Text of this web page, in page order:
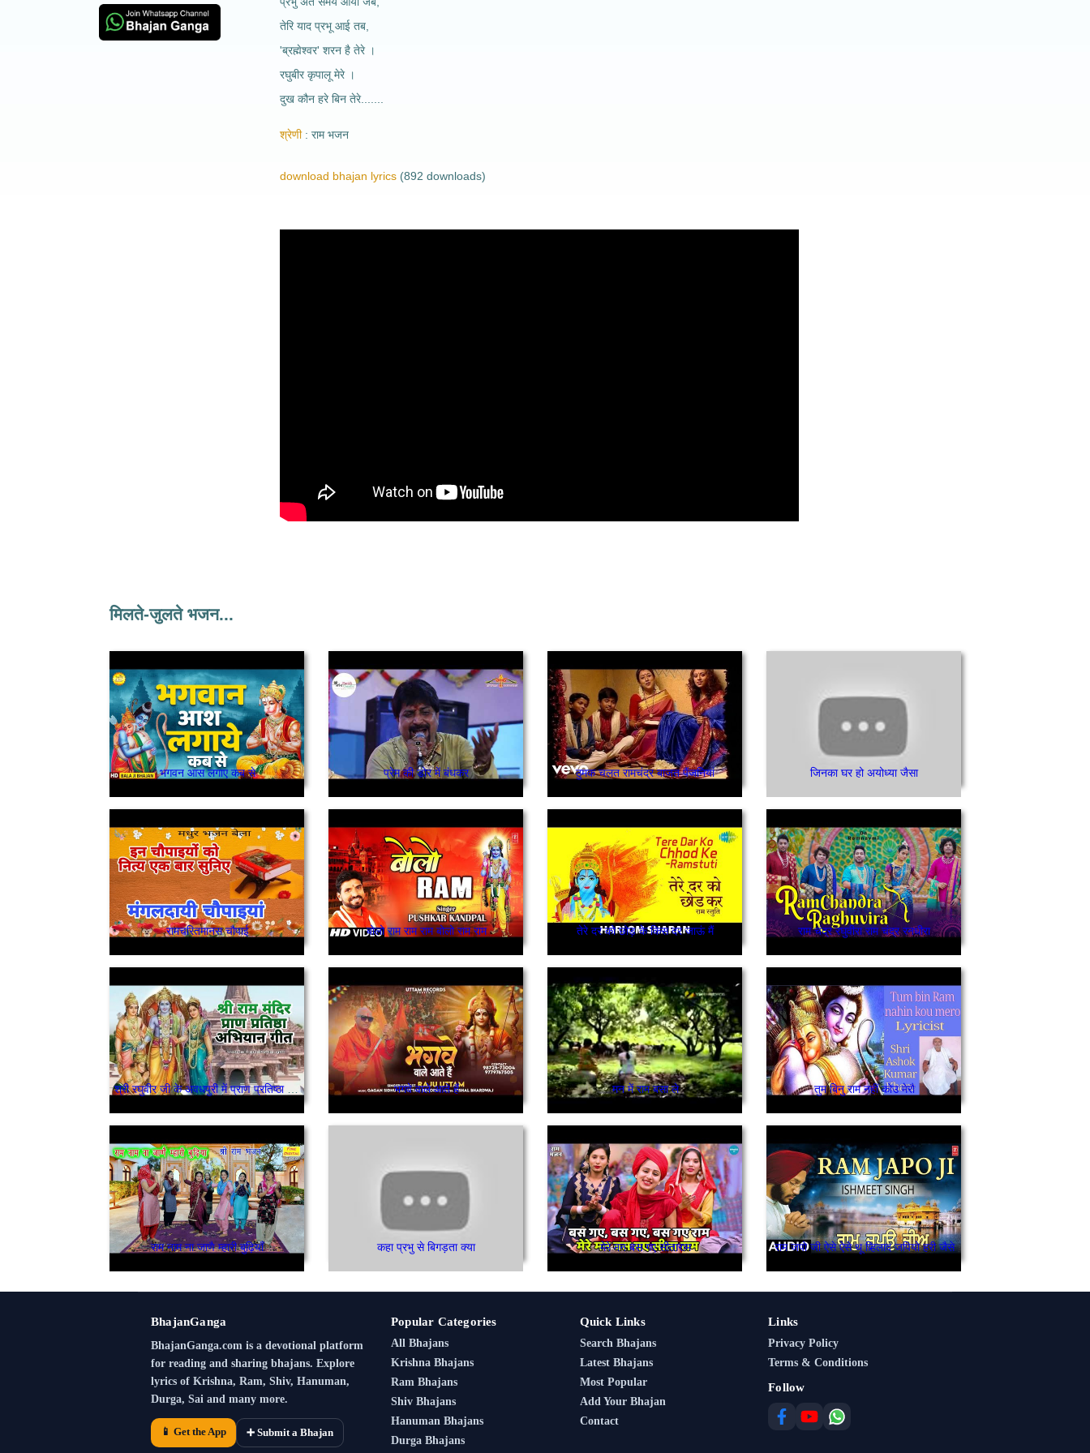
तेरि याद प्रभू आई तब,
'ब्रह्मेश्वर' शरन है तेरे ।
रघुबीर कृपालू मेरे ।
दुख कौन हरे बिन तेरे.......
श्रेणी राम भजन
download bhajan lyrics (892 downloads)
मिलते-जुलते भजन...
भगवन आस लगाए कब से प्रेम की डोर में बंधकर ठुमक चलत रामचंद्र बाजत पैंजनियां जिनका घर हो अयोध्या जैसा
रामचरितमानस चौपाई बोलो राम राम राम बोलो राम राम तेरे दर को छोड़ के किस दर जाऊं मैं राम चंद्र रघुवीरा राम चंद्र रनधीरा
भगवे वाले आते हैं मन में राम बसा ले तुम बिनु राम नहीं कोउ मेरौ
राम नाम ना जाणै म्हारी बुढ़ियाँ कहा प्रभु से बिगड़ता क्या मेरे मन बस गए सीताराम राम जपो जी ऐसे ऐसे थू प्र्हिलाद जपियो हरी जैसे
BhajanGanga
BhajanGanga.com is a devotional platform
for reading and sharing bhajans. Explore
lyrics of Krishna, Ram, Shiv, Hanuman,
Durga, Sai and many more.
📱 Get the App ➕ Submit a Bhajan
Popular Categories
All Bhajans
Krishna Bhajans
Ram Bhajans
Shiv Bhajans
Hanuman Bhajans
Durga Bhajans
Quick Links
Search Bhajans
Latest Bhajans
Most Popular
Add Your Bhajan
Contact
Links
Privacy Policy
Terms & Conditions
Follow